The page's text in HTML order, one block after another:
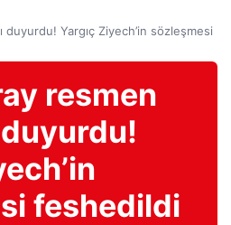
duyurdu! Yargıç Ziyech’in sözleşmesi
resmen
duyurdu!
feshedildi